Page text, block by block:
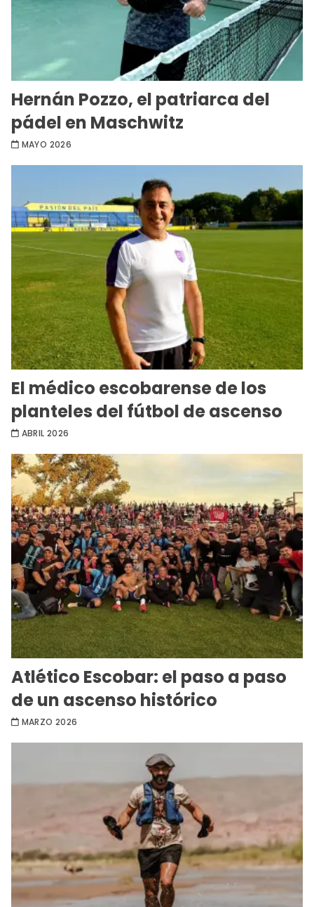
Hernán Pozzo, el patriarca del
pádel en Maschwitz
MAYO 2026
El médico escobarense de los
planteles del fútbol de ascenso
ABRIL 2026
Atlético Escobar: el paso a paso
de un ascenso histórico
MARZO 2026